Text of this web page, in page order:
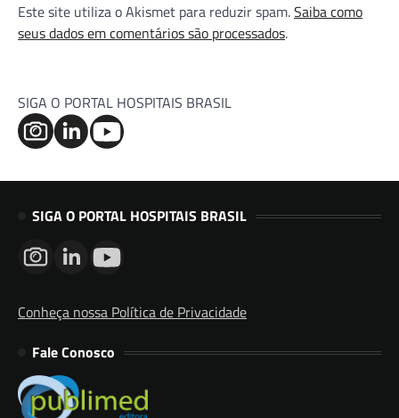
Este site utiliza o Akismet para reduzir spam.Saiba como
seus dados em comentários são processados.
SIGA O PORTAL HOSPITAIS BRASIL
SIGA O PORTAL HOSPITAIS BRASIL
Conheça nossa Política de Privacidade
Fale Conosco